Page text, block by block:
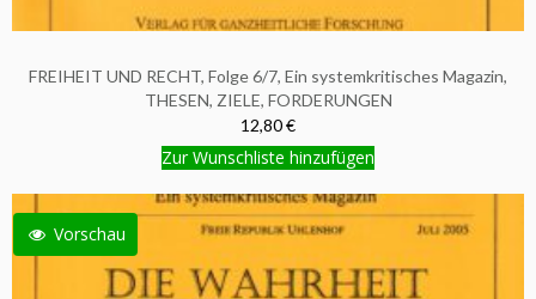
FREIHEIT UND RECHT, Folge 6/7, Ein systemkritisches Magazin,
THESEN, ZIELE, FORDERUNGEN
12,80 €
Zur Wunschliste hinzufügen
Vorschau